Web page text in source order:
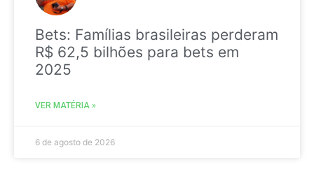
Bets: Famílias brasileiras perderam
R$ 62,5 bilhões para bets em
2025
VER MATÉRIA »
6 de agosto de 2026